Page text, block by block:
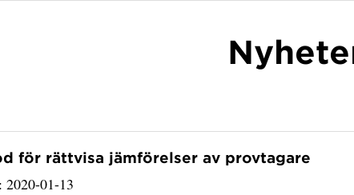
för rättvisa jämförelser av provtagare
2020-01-13